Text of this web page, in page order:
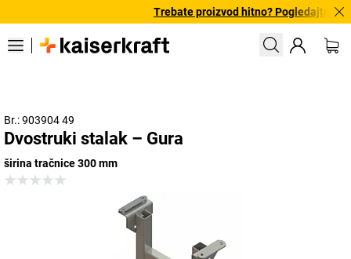
Trebate proizvod hitno? Pogledajte
Br.: 903904 49
Dvostruki stalak – Gura
širina tračnice 300 mm